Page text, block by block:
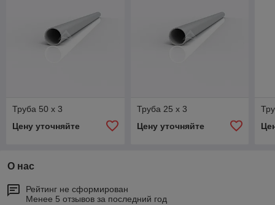
Труба 50 x 3
Цену уточняйте
Труба 25 x 3
Цену уточняйте
О нас
Рейтинг не сформирован
Менее 5 отзывов за последний год